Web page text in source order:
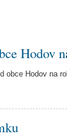
Hodov
obce Hodov na